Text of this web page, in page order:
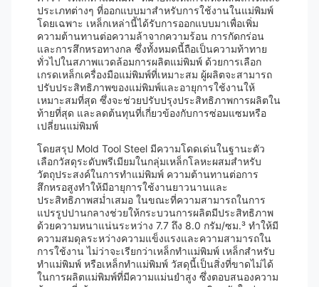
ประเภทต่างๆ ที่ออกแบบมาสำหรับการใช้งานในแม่พิมพ์
โดยเฉพาะ เหล็กเหล่านี้ได้รับการออกแบบมาเพื่อเพิ่ม
ความต้านทานต่อความล้าจากความร้อน การกัดกร่อน
และการสึกหรอทางกล ซึ่งทั้งหมดนี้ถือเป็นความท้าทาย
ทั่วไปในสภาพแวดล้อมการผลิตแม่พิมพ์ ด้วยการเลือก
เกรดเหล็กเครื่องมือแม่พิมพ์ที่เหมาะสม ผู้ผลิตจะสามารถ
ปรับประสิทธิภาพของแม่พิมพ์และอายุการใช้งานให้
เหมาะสมที่สุด ซึ่งจะช่วยปรับปรุงประสิทธิภาพการผลิตใน
ท้ายที่สุด และลดต้นทุนที่เกี่ยวข้องกับการซ่อมแซมหรือ
เปลี่ยนแม่พิมพ์
โดยสรุป Mold Tool Steel มีความโดดเด่นในฐานะตัว
เลือกวัสดุระดับพรีเมียมในกลุ่มเหล็กโลหะผสมสำหรับ
วัตถุประสงค์ในการทำแม่พิมพ์ ความต้านทานต่อการ
สึกหรอสูงทำให้มีอายุการใช้งานยาวนานและ
ประสิทธิภาพสม่ำเสมอ ในขณะที่ความสามารถในการ
แปรรูปปานกลางช่วยให้กระบวนการผลิตมีประสิทธิภาพ
ด้วยความหนาแน่นระหว่าง 7.7 ถึง 8.0 กรัม/ซม.³ ทำให้มี
ความสมดุลระหว่างความแข็งแรงและความสามารถใน
การใช้งาน ไม่ว่าจะเรียกว่าเหล็กทำแม่พิมพ์ เหล็กสำหรับ
ทำแม่พิมพ์ หรือเหล็กทำแม่พิมพ์ วัสดุนี้เป็นสิ่งที่ขาดไม่ได้
ในการผลิตแม่พิมพ์ที่มีความแม่นยำสูง ซึ่งตอบสนองความ